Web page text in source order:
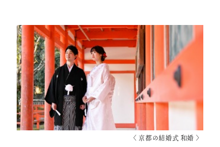
〈 京都の結婚式 和婚 〉